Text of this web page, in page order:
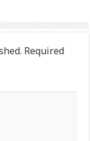
Required